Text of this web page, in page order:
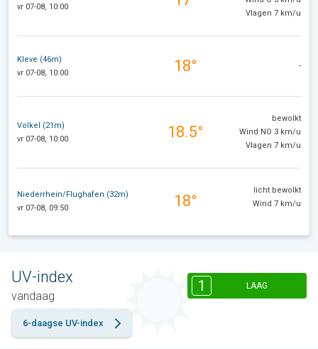
vr 07-08, 10:00
Vlagen 7 km/u
Kleve (46m)
vr 07-08, 10:00
18° -
Volkel (21m)
vr 07-08, 10:00
18.5°
bewolkt
Wind NO 3 km/u
Vlagen 7 km/u
Niederrhein/Flughafen (32m)
vr 07-08, 09:50
18°
licht bewolkt
Wind 7 km/u
UV-index
vandaag
1 LAAG
6-daagse UV-index